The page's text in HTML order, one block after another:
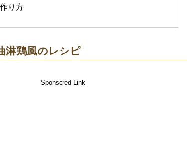
り方
淋鶏風のレシピ
Sponsored Link